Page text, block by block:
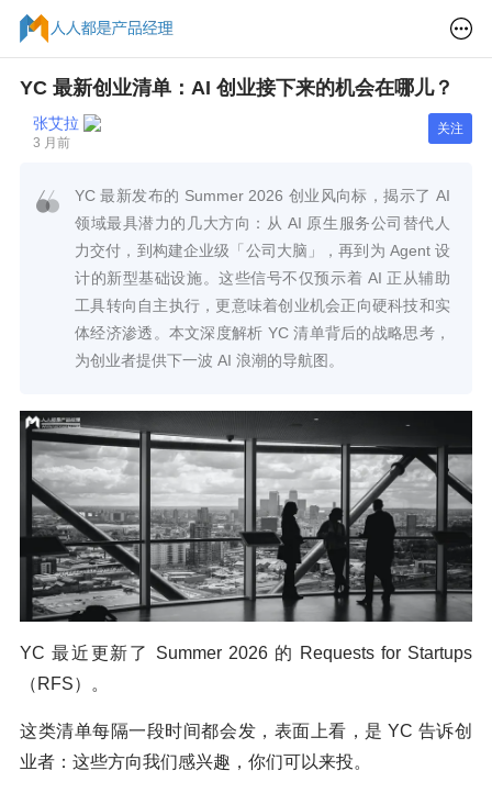
YC 最新创业清单：AI 创业接下来的机会在哪儿？
张艾拉
3 月前
关注
YC 最新发布的 Summer 2026 创业风向标，揭示了 AI
领域最具潜力的几大方向：从 AI 原生服务公司替代人
力交付，到构建企业级「公司大脑」，再到为 Agent 设
计的新型基础设施。这些信号不仅预示着 AI 正从辅助
工具转向自主执行，更意味着创业机会正向硬科技和实
体经济渗透。本文深度解析 YC 清单背后的战略思考，
为创业者提供下一波 AI 浪潮的导航图。
YC 最近更新了 Summer 2026 的 Requests for Startups
（RFS）。
这类清单每隔一段时间都会发，表面上看，是 YC 告诉创
业者：这些方向我们感兴趣，你们可以来投。